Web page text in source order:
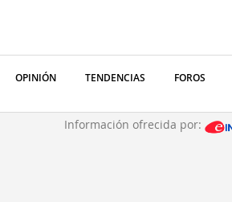
OPINIÓN TENDENCIAS FOROS
Información ofrecida por: